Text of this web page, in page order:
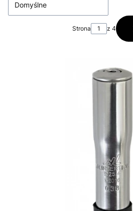
Domyślne
Strona z 4